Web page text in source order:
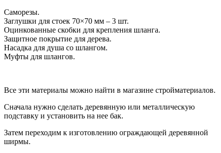
Саморезы.
Заглушки для стоек 70×70 мм – 3 шт.
Оцинкованные скобки для крепления шланга.
Защитное покрытие для дерева.
Насадка для душа со шлангом.
Муфты для шлангов.
Все эти материалы можно найти в магазине стройматериалов.
Сначала нужно сделать деревянную или металлическую
подставку и установить на нее бак.
Затем переходим к изготовлению ограждающей деревянной
ширмы.